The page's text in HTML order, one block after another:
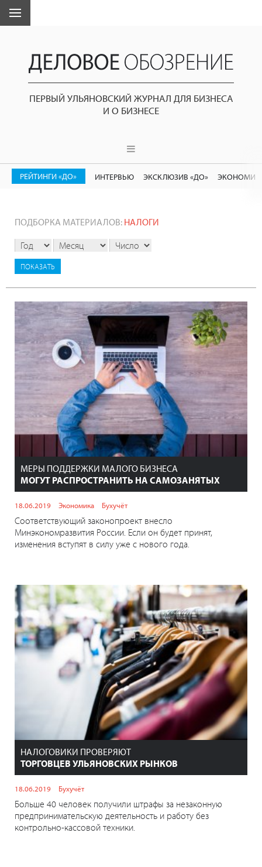
ПЕРВЫЙ УЛЬЯНОВСКИЙ ЖУРНАЛ ДЛЯ БИЗНЕСА
И О БИЗНЕСЕ
РЕЙТИНГИ «ДО» ИНТЕРВЬЮ ЭКСКЛЮЗИВ «ДО»
ПОДБОРКА МАТЕРИАЛОВ: НАЛОГИ
МЕРЫ ПОДДЕРЖКИ МАЛОГО БИЗНЕСА
МОГУТ РАСПРОСТРАНИТЬ НА САМОЗАНЯТЫХ
18.06.2019 Экономика Бухучёт
Соответствующий законопроект внесло
Минэкономразвития России. Если он будет принят,
изменения вступят в силу уже с нового года.
НАЛОГОВИКИ ПРОВЕРЯЮТ
ТОРГОВЦЕВ УЛЬЯНОВСКИХ РЫНКОВ
18.06.2019 Бухучёт
Больше 40 человек получили штрафы за незаконную
предпринимательскую деятельность и работу без
контрольно-кассовой техники.